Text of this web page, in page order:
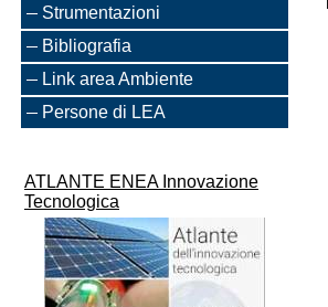
Strumentazioni
Bibliografia
Link area Ambiente
Persone di LEA
ATLANTE ENEA Innovazione
Tecnologica